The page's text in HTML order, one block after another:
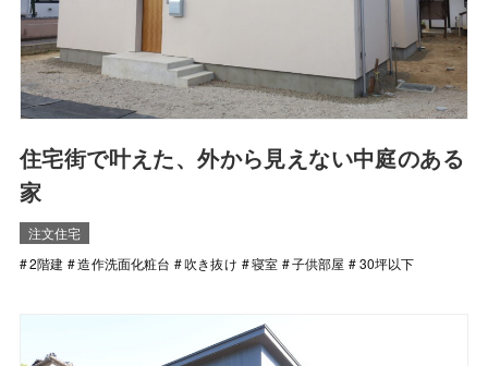
住宅街で叶えた、外から見えない中庭のある
家
注文住宅
2階建
造作洗面化粧台 吹き抜け 寝室 子供部屋 30坪以下